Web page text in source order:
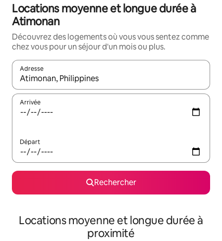
Locations moyenne et longue durée à
Atimonan
Découvrez des logements où vous vous sentez comme
chez vous pour un séjour d'un mois ou plus.
Adresse
Lorsque les résultats s'affichent, utilisez les flèches vers le
Arrivée
Départ
Rechercher
Locations moyenne et longue durée à
proximité